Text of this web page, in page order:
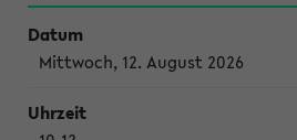
Mittwoch, 12. August 2026